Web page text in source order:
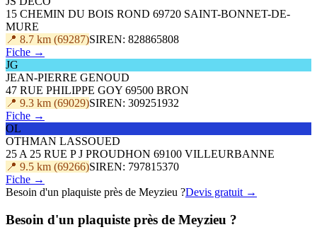
15 CHEMIN DU BOIS ROND 69720 SAINT-BONNET-DE-
MURE
📍 8.7 km (69287)SIREN: 828865808
Fiche →
JG
JEAN-PIERRE GENOUD
47 RUE PHILIPPE GOY 69500 BRON
📍 9.3 km (69029)SIREN: 309251932
Fiche →
OL
OTHMAN LASSOUED
25 A 25 RUE P J PROUDHON 69100 VILLEURBANNE
📍 9.5 km (69266)SIREN: 797815370
Fiche →
Besoin d'un plaquiste près de Meyzieu ?Devis gratuit →
Besoin d'un plaquiste près de Meyzieu ?